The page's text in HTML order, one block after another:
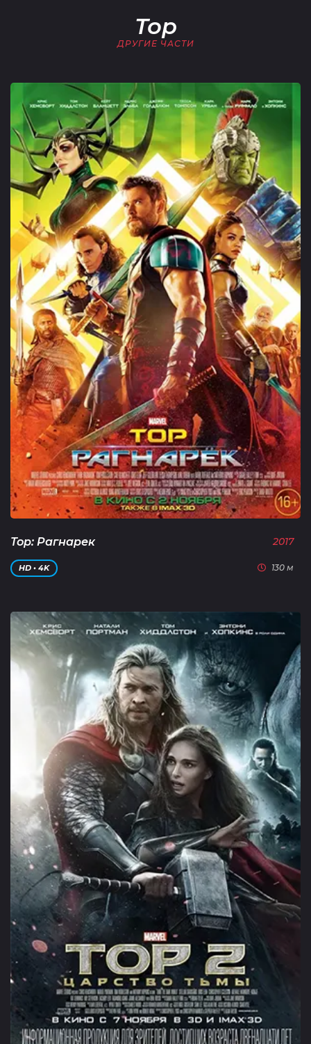
Тор
ДРУГИЕ ЧАСТИ
Тор: Рагнарек 2017
HD • 4K 130 м